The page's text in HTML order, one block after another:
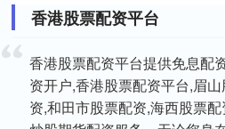
香港股票配资平台
香港股票配资平台提供免息配
资开户,香港股票配资平台,眉
资,和田市股票配资,海西股票